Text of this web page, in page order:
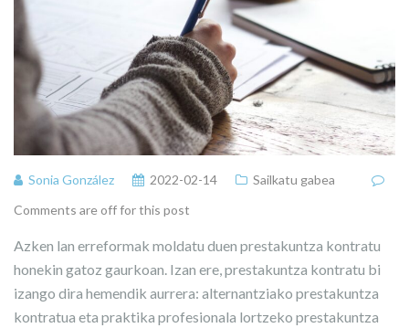
Sonia González 2022-02-14
Sailkatu gabea
Comments are off for this post
Azken lan erreformak moldatu duen prestakuntza kontratu
honekin gatoz gaurkoan. Izan ere, prestakuntza kontratu bi
izango dira hemendik aurrera: alternantziako prestakuntza
kontratua eta praktika profesionala lortzeko prestakuntza